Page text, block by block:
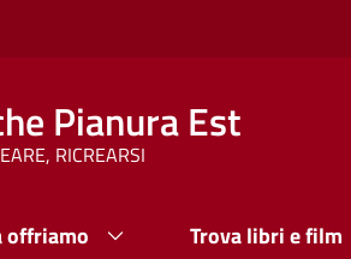
Pianura Est
RICREARSI
offriamo Trova libri e film